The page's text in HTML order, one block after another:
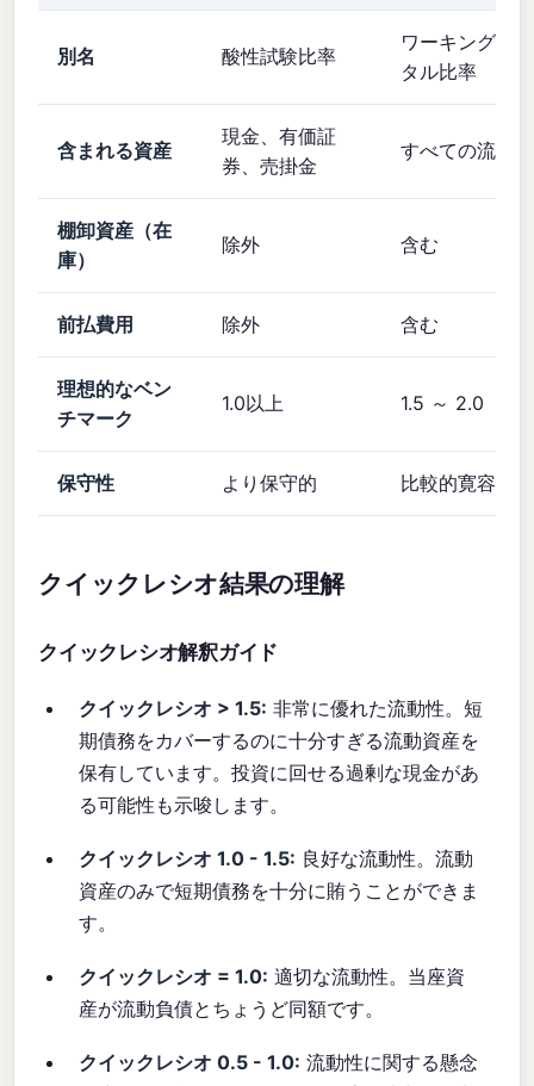
別名 酸性試験比率
ワーキングキ
タル比率
含まれる資産
現金、有価証
券、売掛金
すべての流動
棚卸資産（在
庫）
除外 含む
前払費用 除外 含む
理想的なベン
チマーク
1.0以上 1.5 ～ 2.0
保守性 より保守的 比較的寛容
クイックレシオ結果の理解
クイックレシオ解釈ガイド
クイックレシオ > 1.5: 非常に優れた流動性。短
期債務をカバーするのに十分すぎる流動資産を
保有しています。投資に回せる過剰な現金があ
る可能性も示唆します。
クイックレシオ 1.0 - 1.5: 良好な流動性。流動
資産のみで短期債務を十分に賄うことができま
す。
クイックレシオ = 1.0: 適切な流動性。当座資
産が流動負債とちょうど同額です。
クイックレシオ 0.5 - 1.0: 流動性に関する懸念